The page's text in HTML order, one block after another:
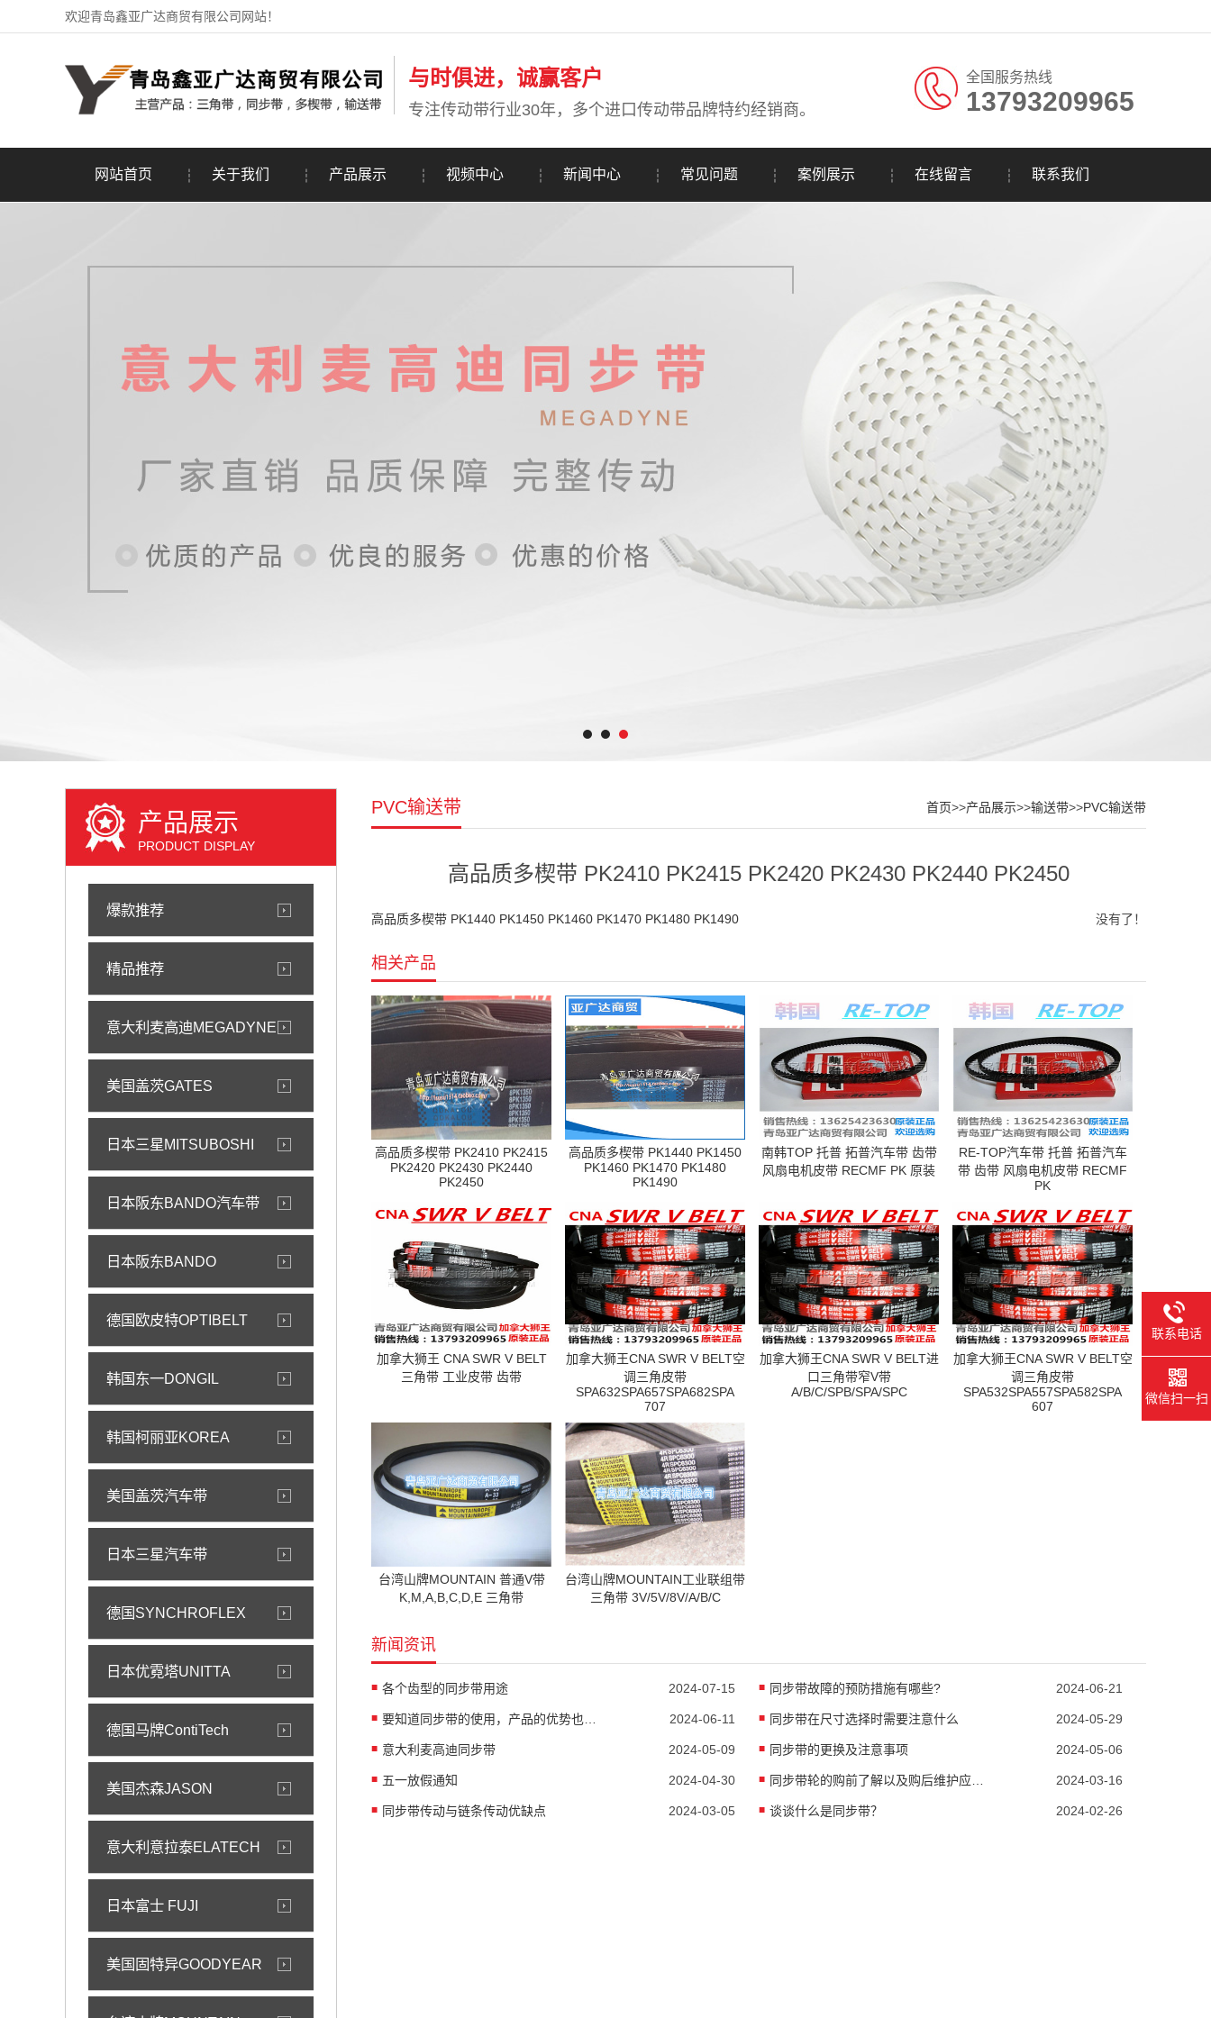
欢迎青岛鑫亚广达商贸有限公司网站！
与时俱进，诚赢客户
专注传动带行业30年，多个进口传动带品牌特约经销商。
全国服务热线
13793209965
网站首页 关于我们 产品展示 视频中心 新闻中心 常见问题 案例展示 在线留言 联系我们
产品展示
PRODUCT DISPLAY
爆款推荐
精品推荐
意大利麦高迪MEGADYNE
美国盖茨GATES
日本三星MITSUBOSHI
日本阪东BANDO汽车带
日本阪东BANDO
德国欧皮特OPTIBELT
韩国东一DONGIL
韩国柯丽亚KOREA
美国盖茨汽车带
日本三星汽车带
德国SYNCHROFLEX
日本优霓塔UNITTA
德国马牌ContiTech
美国杰森JASON
意大利意拉泰ELATECH
日本富士 FUJI
美国固特异GOODYEAR
PVC输送带 首页>>产品展示>>输送带>>PVC输送带
高品质多楔带 PK2410 PK2415 PK2420 PK2430 PK2440 PK2450
高品质多楔带 PK1440 PK1450 PK1460 PK1470 PK1480 PK1490 没有了！
相关产品
高品质多楔带 PK2410 PK2415
PK2420 PK2430 PK2440
PK2450
高品质多楔带 PK1440 PK1450
PK1460 PK1470 PK1480
PK1490
南韩TOP 托普 拓普汽车带 齿带
风扇电机皮带 RECMF PK 原装
RE-TOP汽车带 托普 拓普汽车
带 齿带 风扇电机皮带 RECMF
PK
加拿大狮王 CNA SWR V BELT
三角带 工业皮带 齿带
加拿大狮王CNA SWR V BELT空
调三角皮带
SPA632SPA657SPA682SPA
707
加拿大狮王CNA SWR V BELT进
口三角带窄V带
A/B/C/SPB/SPA/SPC
加拿大狮王CNA SWR V BELT空
调三角皮带
SPA532SPA557SPA582SPA
607
台湾山牌MOUNTAIN 普通V带
K,M,A,B,C,D,E 三角带
台湾山牌MOUNTAIN工业联组带
三角带 3V/5V/8V/A/B/C
新闻资讯
各个齿型的同步带用途 2024-07-15 同步带故障的预防措施有哪些? 2024-06-21
2024-06-11 同步带在尺寸选择时需要注意什么 2024-05-29
意大利麦高迪同步带 2024-05-09 同步带的更换及注意事项 2024-05-06
五一放假通知 2024-04-30 同步带轮的购前了解以及购后维护应该怎么做? 2024-03-16
同步带传动与链条传动优缺点 2024-03-05 谈谈什么是同步带？ 2024-02-26
联系电话
微信扫一扫